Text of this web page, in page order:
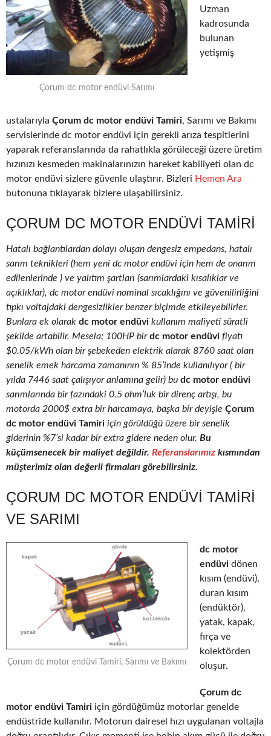
Çorum dc motor endüvi Sarımı
Uzman
kadrosunda
bulunan
yetişmiş
ustalarıyla Çorum dc motor endüvi Tamiri, Sarımı ve Bakımı
servislerinde dc motor endüvi için gerekli arıza tespitlerini
yaparak referanslarında da rahatlıkla görüleceği üzere üretim
hızınızı kesmeden makinalarınızın hareket kabiliyeti olan dc
motor endüvi sizlere güvenle ulaştırır. Bizleri Hemen Ara
butonuna tıklayarak bizlere ulaşabilirsiniz.
ÇORUM DC MOTOR ENDÜVI TAMIRI
Hatalı bağlantılardan dolayı oluşan dengesiz empedans, hatalı
sarım teknikleri (hem yeni dc motor endüvi için hem de onarım
edilenlerinde ) ve yalıtım şartları (sarımlardaki kısalıklar ve
açıklıklar), dc motor endüvi nominal sıcaklığını ve güvenilirliğini
tıpkı voltajdaki dengesizlikler benzer biçimde etkileyebilirler.
Bunlara ek olarak dc motor endüvi kullanım maliyeti süratli
şekilde artabilir. Mesela; 100HP birdc motor endüvi fiyatı
$0.05/kWh olan bir şebekeden elektrik alarak 8760 saat olan
senelik emek harcama zamanının % 85’inde kullanılıyor ( bir
yılda 7446 saat çalışıyor anlamına gelir) bu dc motor endüvi
sarımlarında bir fazındaki 0.5 ohm’luk bir direnç artışı, bu
motorda 2000$ extra bir harcamaya, başka bir deyişle Çorum
dc motor endüvi Tamiri için görüldüğü üzere bir senelik
giderinin %7’si kadar bir extra gidere neden olur. Bu
küçümsenecek bir maliyet değildir. Referanslarımız kısmından
müşterimiz olan değerli firmaları görebilirsiniz.
ÇORUM DC MOTOR ENDÜVI TAMIRI
VE SARIMI
Çorum dc motor endüvi Tamiri, Sarımı ve Bakımı
dc motor
endüvi dönen
kısım (endüvi),
duran kısım
(endüktör),
yatak, kapak,
fırça ve
kolektörden
oluşur.
Çorum dc
motor endüvi Tamiri için gördüğümüz motorlar genelde
endüstride kullanılır. Motorun dairesel hızı uygulanan voltajla